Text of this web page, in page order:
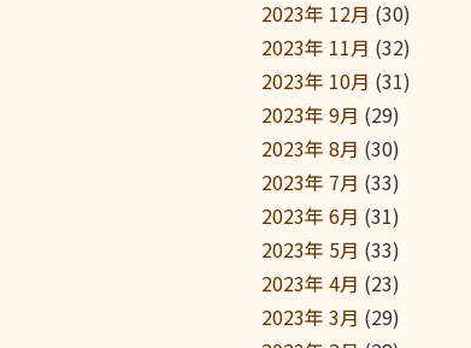
2023年 12月 (30)
2023年 11月 (32)
2023年 10月 (31)
2023年 9月 (29)
2023年 8月 (30)
2023年 7月 (33)
2023年 6月 (31)
2023年 5月 (33)
2023年 4月 (23)
2023年 3月 (29)